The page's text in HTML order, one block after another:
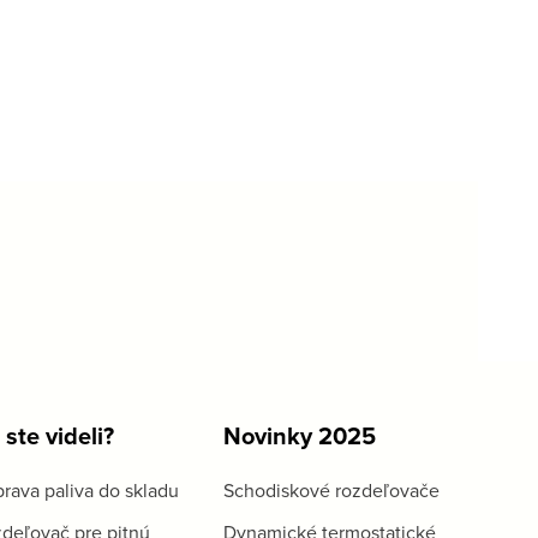
videli?
paliva do skladu
pre pitnú
Novinky 2025
Schodiskové rozdeľovače
Dynamické termostatické